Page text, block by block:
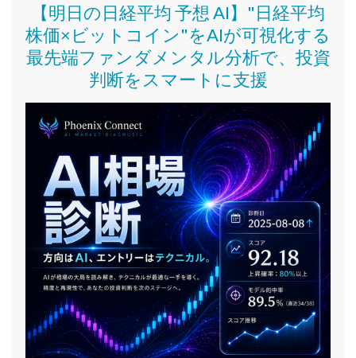
【明日の日経平均 予想 AI】"日経平均
株価×ビットコイン"をAIが可視化する
最先端ファンダメンタル分析で、投資
判断をスマートに支援